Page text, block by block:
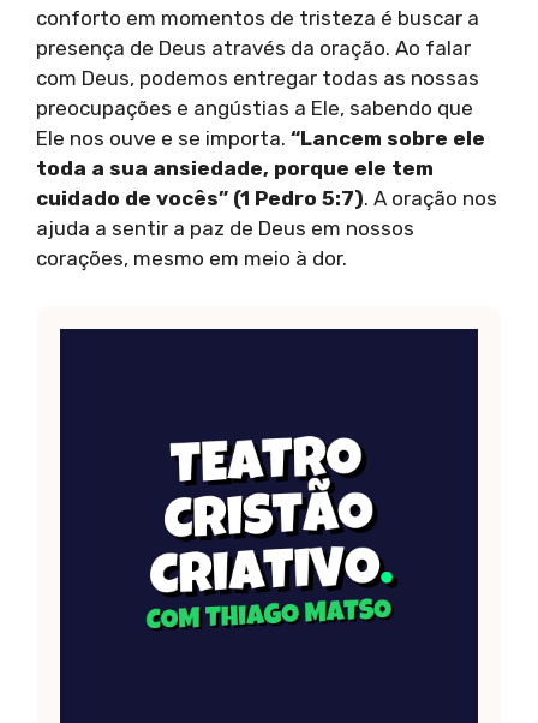
conforto em momentos de tristeza é buscar a
presença de Deus através da oração. Ao falar
com Deus, podemos entregar todas as nossas
preocupações e angústias a Ele, sabendo que
Ele nos ouve e se importa. “Lancem sobre ele
toda a sua ansiedade, porque ele tem
cuidado de vocês” (1 Pedro 5:7). A oração nos
ajuda a sentir a paz de Deus em nossos
corações, mesmo em meio à dor.